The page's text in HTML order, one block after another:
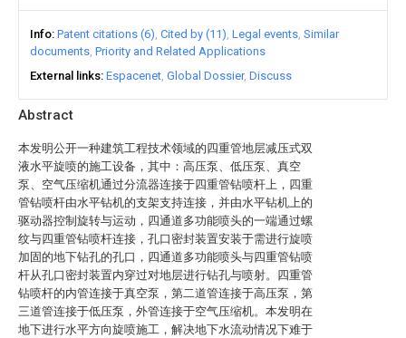
Abstract
本发明公开一种建筑工程技术领域的四重管地层减压式双
液水平旋喷的施工设备，其中：高压泵、低压泵、真空
泵、空气压缩机通过分流器连接于四重管钻喷杆上，四重
管钻喷杆由水平钻机的支架支持连接，并由水平钻机上的
驱动器控制旋转与运动，四通道多功能喷头的一端通过螺
纹与四重管钻喷杆连接，孔口密封装置安装于需进行旋喷
加固的地下钻孔的孔口，四通道多功能喷头与四重管钻喷
杆从孔口密封装置内穿过对地层进行钻孔与喷射。四重管
钻喷杆的内管连接于真空泵，第二道管连接于高压泵，第
三道管连接于低压泵，外管连接于空气压缩机。本发明在
地下进行水平方向旋喷施工，解决地下水流动情况下难于
Info Patent citations (6) Cited by (11) Legal events Similar
documents Priority and Related Applications
External links Espacenet Global Dossier Discuss